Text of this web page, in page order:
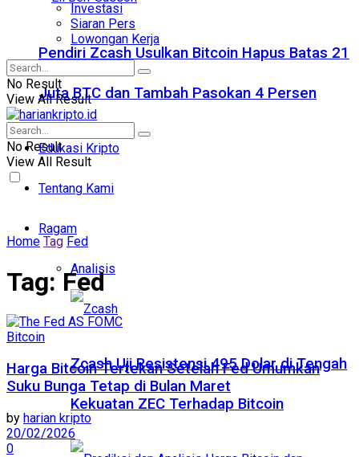
Pendiri Zcash Usulkan Bitcoin Hapus Batas 21
Juta BTC dan Tambah Pasokan 4 Persen
Edukasi Kripto
Tentang Kami
Ragam
Analisis
Zcash Uji Resistensi 495 Dolar di Tengah
Kekuatan ZEC Terhadap Bitcoin
Investasi
Siaran Pers
Lowongan Kerja
No Result
View All Result
No Result
View All Result
Home Tag Fed
Tag:Fed
Bitcoin
Harga Bitcoin Tertekan Setelah Fed Umumkan
Suku Bunga Tetap di Bulan Maret
by harian kripto
20/02/2026
0